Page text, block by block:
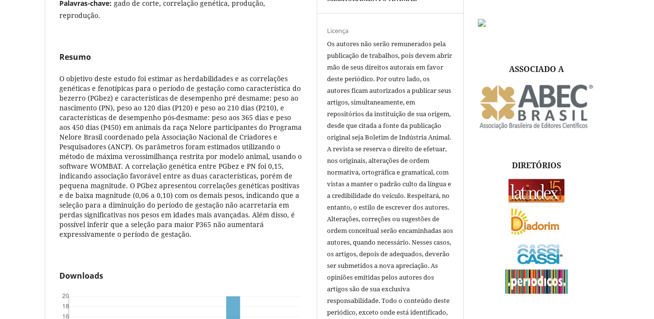
Palavras-chave: gado de corte, correlação genética, produção,
reprodução.
Resumo
O objetivo deste estudo foi estimar as herdabilidades e as correlações
genéticas e fenotípicas para o período de gestação como característica do
bezerro (PGbez) e características de desempenho pré desmame: peso ao
nascimento (PN), peso ao 120 dias (P120) e peso ao 210 dias (P210), e
características de desempenho pós-desmame: peso aos 365 dias e peso
aos 450 dias (P450) em animais da raça Nelore participantes do Programa
Nelore Brasil coordenado pela Associação Nacional de Criadores e
Pesquisadores (ANCP). Os parâmetros foram estimados utilizando o
método de máxima verossimilhança restrita por modelo animal, usando o
software WOMBAT. A correlação genética entre PGbez e PN foi 0,15,
indicando associação favorável entre as duas características, porém de
pequena magnitude. O PGbez apresentou correlações genéticas positivas
e de baixa magnitude (0,06 a 0,10) com os demais pesos, indicando que a
seleção para a diminuição do período de gestação não acarretaria em
perdas significativas nos pesos em idades mais avançadas. Além disso, é
possível inferir que a seleção para maior P365 não aumentará
expressivamente o período de gestação.
Downloads
Licença
Os autores não serão remunerados pela
publicação de trabalhos, pois devem abrir
mão de seus direitos autorais em favor
deste periódico. Por outro lado, os
autores ficam autorizados a publicar seus
artigos, simultaneamente, em
repositórios da instituição de sua origem,
desde que citada a fonte da publicação
original seja Boletim de Indústria Animal.
A revista se reserva o direito de efetuar,
nos originais, alterações de ordem
normativa, ortográfica e gramatical, com
vistas a manter o padrão culto da língua e
a credibilidade do veículo. Respeitará, no
entanto, o estilo de escrever dos autores.
Alterações, correções ou sugestões de
ordem conceitual serão encaminhadas aos
autores, quando necessário. Nesses casos,
os artigos, depois de adequados, deverão
ser submetidos a nova apreciação. As
opiniões emitidas pelos autores dos
artigos são de sua exclusiva
responsabilidade. Todo o conteúdo deste
periódico, exceto onde está identificado,
ASSOCIADO A
DIRETÓRIOS